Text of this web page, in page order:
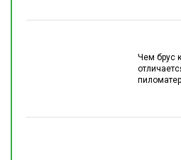
Чем брус